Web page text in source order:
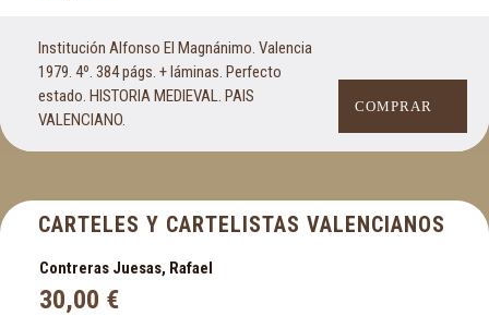
Institución Alfonso El Magnánimo. Valencia
1979. 4º. 384 págs. + láminas. Perfecto
estado. HISTORIA MEDIEVAL. PAIS
VALENCIANO.
COMPRAR
CARTELES Y CARTELISTAS VALENCIANOS
Contreras Juesas, Rafael
30,00 €